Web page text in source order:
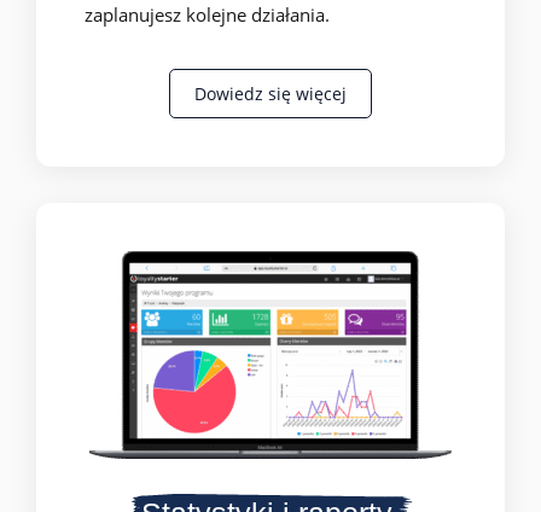
zaplanujesz kolejne działania.
Dowiedz się więcej